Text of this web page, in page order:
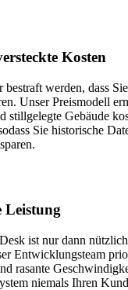
Kosten
bestraft werden, dass
Unser Preismodell
stillgelegte Gebäude
Sie historische
Leistung
ist nur dann
Entwicklungsteam
rasante
niemals Ihren